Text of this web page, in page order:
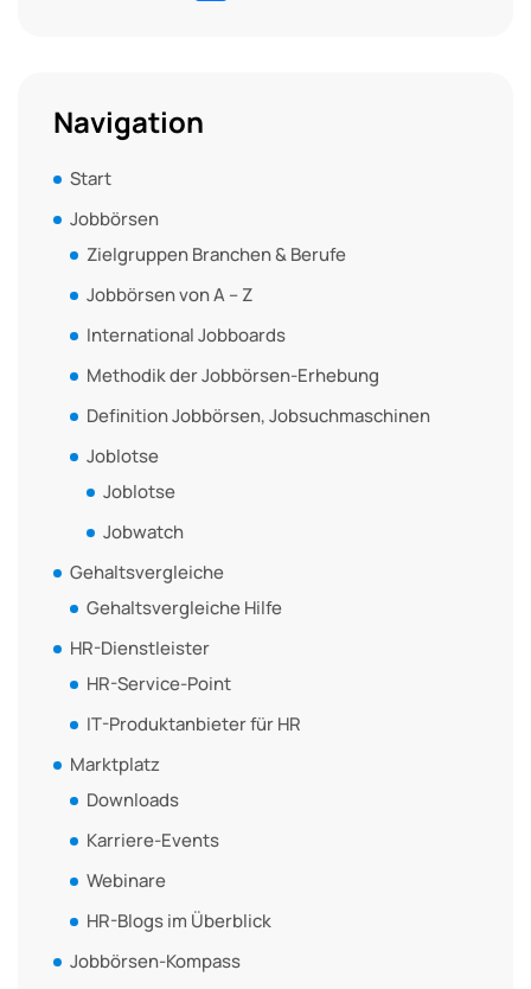
Navigation
Start
Jobbörsen
Zielgruppen Branchen & Berufe
Jobbörsen von A – Z
International Jobboards
Methodik der Jobbörsen-Erhebung
Definition Jobbörsen, Jobsuchmaschinen
Joblotse
Joblotse
Jobwatch
Gehaltsvergleiche
Gehaltsvergleiche Hilfe
HR-Dienstleister
HR-Service-Point
IT-Produktanbieter für HR
Marktplatz
Downloads
Karriere-Events
Webinare
HR-Blogs im Überblick
Jobbörsen-Kompass